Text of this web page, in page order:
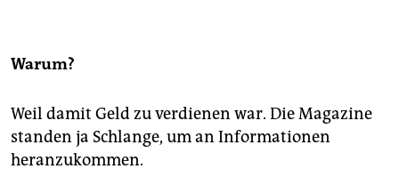
Warum?
Weil damit Geld zu verdienen war. Die Magazine
standen ja Schlange, um an Informationen
heranzukommen.